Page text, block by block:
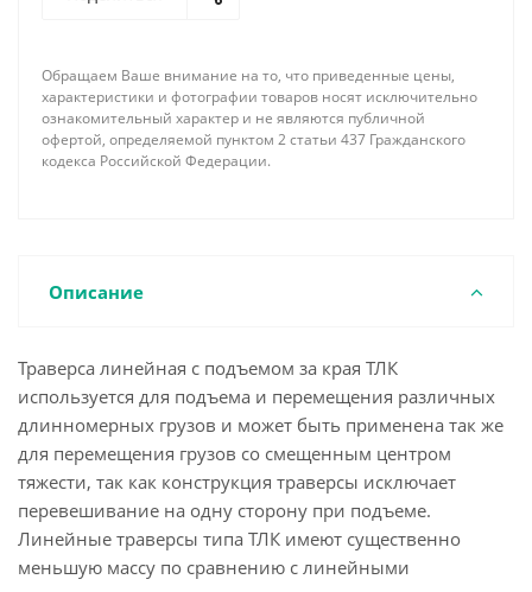
крюки, захваты и проч.) в стандартный комплект
поставки не входят.
По требованию заказчика наша фирма имеет
возможность изготовить линейную траверсу с
грузозахватными устройствами с учетом всех
Обращаем Ваше внимание на то, что приведенные цены,
характеристики и фотографии товаров носят исключительно
ознакомительный характер и не являются публичной
офертой, определяемой пунктом 2 статьи 437 Гражданского
кодекса Российской Федерации.
Описание
Траверса линейная с подъемом за края ТЛК
используется для подъема и перемещения различных
длинномерных грузов и может быть применена так же
для перемещения грузов со смещенным центром
тяжести, так как конструкция траверсы исключает
перевешивание на одну сторону при подъеме.
Линейные траверсы типа ТЛК имеют существенно
меньшую массу по сравнению с линейными